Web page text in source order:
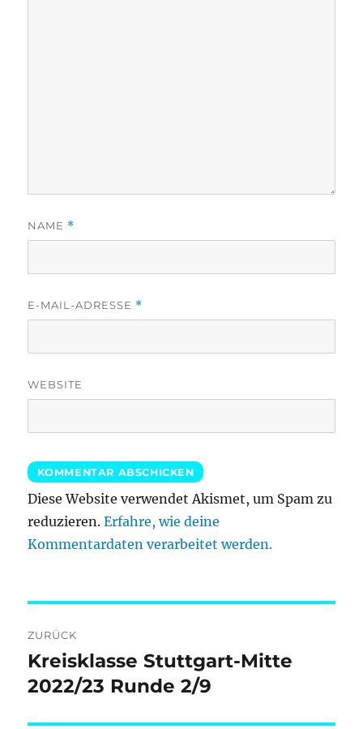
NAME *
E-MAIL-ADRESSE *
WEBSITE
Diese Website verwendet Akismet, um Spam zu
reduzieren.Erfahre, wie deine
Kommentardaten verarbeitet werden.
ZURÜCK
Vorheriger
Beitrag:
Kreisklasse Stuttgart-Mitte
2022/23 Runde 2/9